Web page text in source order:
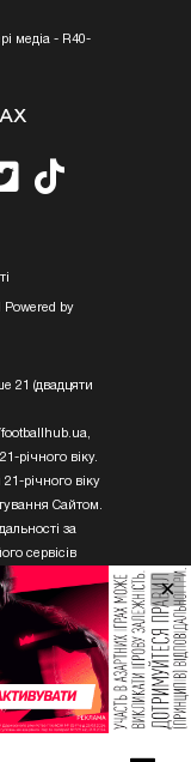
медіа - R40-
Powered by
21 (двадцяти
річного віку.
річного віку
Сайтом.
за
сервісів
віку.
не можуть
письмового
ЮКРЕЙН.
×